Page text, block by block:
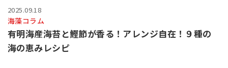
2025.09.18
海藻コラム
有明海産海苔と鰹節が香る！アレンジ自在！９種の
海の恵みレシピ